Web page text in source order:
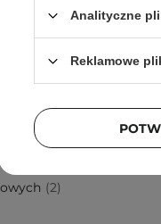
2
Analityczne
Reklamowe